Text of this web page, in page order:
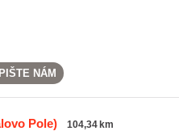
NÁM
Pole) 104,34 km